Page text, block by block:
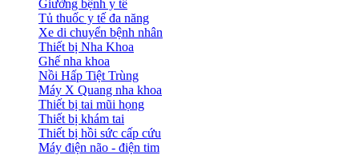
Giường bệnh y tế
Tủ thuốc y tế đa năng
Xe di chuyển bệnh nhân
Thiết bị Nha Khoa
Ghế nha khoa
Nồi Hấp Tiệt Trùng
Máy X Quang nha khoa
Thiết bị tai mũi họng
Thiết bị khám tai
Thiết bị hồi sức cấp cứu
Máy điện não - điện tim